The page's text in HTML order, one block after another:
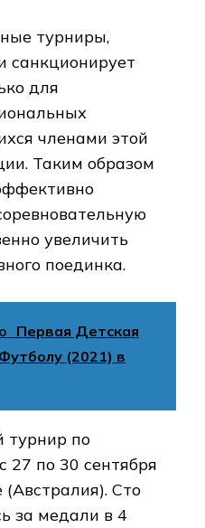
турниры,
санкционирует
для
членами этой
Таким образом
увеличить
поединка.
Первая Детская
(2021) в
турнир по
27 по 30 сентября
(Австралия). Сто
за медали в 4